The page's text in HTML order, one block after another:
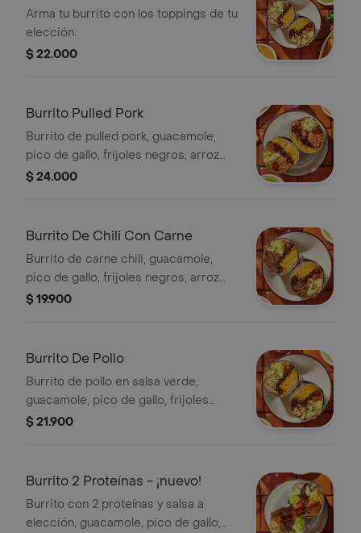
Arma tu burrito con los toppings de tu
elección.
$ 22.000
Burrito Pulled Pork
Burrito de pulled pork, guacamole,
pico de gallo, frijoles negros, arroz
achiote, lechuga, queso y salsa roja
$ 24.000
Burrito De Chili Con Carne
Burrito de carne chili, guacamole,
pico de gallo, frijoles negros, arroz
achiote, lechuga, queso y salsa verde
$ 19.900
Burrito De Pollo
Burrito de pollo en salsa verde,
guacamole, pico de gallo, frijoles
negros, arroz achiote, lechuga y
$ 21.900
Burrito 2 Proteínas - ¡nuevo!
Burrito con 2 proteínas y salsa a
elección, guacamole, pico de gallo,